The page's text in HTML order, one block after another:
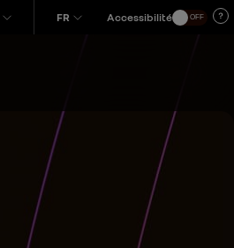
FR Accessibilité OFF